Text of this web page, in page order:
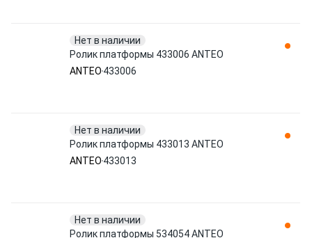
Нет в наличии
Ролик платформы 433006 ANTEO
ANTEO 433006
Нет в наличии
Ролик платформы 433013 ANTEO
ANTEO 433013
Нет в наличии
Ролик платформы 534054 ANTEO